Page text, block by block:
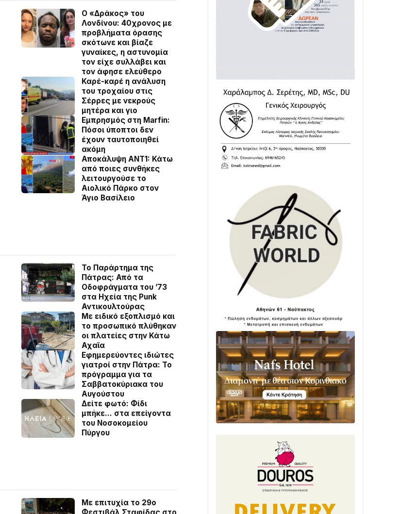
Ο «Δράκος» του
Λονδίνου: 40χρονος με
προβλήματα όρασης
σκότωνε και βίαζε
γυναίκες, η αστυνομία
τον είχε συλλάβει και
τον άφησε ελεύθερο
Καρέ-καρέ η ανάλυση
του τροχαίου στις
Σέρρες με νεκρούς
μητέρα και γιο
Εμπρησμός στη Marfin:
Πόσοι ύποπτοι δεν
έχουν ταυτοποιηθεί
ακόμη
Αποκάλυψη ΑΝΤ1: Κάτω
από ποιες συνθήκες
λειτουργούσε το
Αιολικό Πάρκο στον
Άγιο Βασίλειο
Το Παράρτημα της
Πάτρας: Από τα
Οδοφράγματα του ’73
στα Ηχεία της Punk
Αντικουλτούρας
Με ειδικό εξοπλισμό και
το προσωπικό πλύθηκαν
οι πλατείες στην Κάτω
Αχαϊα
Εφημερεύοντες ιδιώτες
γιατροί στην Πάτρα: Το
πρόγραμμα για τα
Σαββατοκύριακα του
Αυγούστου
Δείτε φωτό: Φίδι
μπήκε… στα επείγοντα
του Νοσοκομείου
Πύργου
Με επιτυχία το 29ο
Φεστιβάλ Σταφίδας στο
Με Αρχιερατική Λαμπρότητα η
Πανήγυρη της Μεταμορφώσεως του
Σωτήρος στο Γολέμι
02/08 • 18:26
Διαβάστε την «Ναυπακτία» που
κυκλοφορεί
31/07 • 08:16
Δωρίδα για Όλους: «Καμία εκχώρηση
των νερών στην ΕΥΔΑΠ»
28/07 • 21:46
ΕΚΤΑΚΤΟ – ΝΑΥΠΑΚΤΙΑ: ΣΥΝΑΓΕΡΜΟΣ
ΣΤΗΝ ΠΥΡΟΣΒΕΣΤΙΚΗ ΓΙΑ ΦΩΤΙΑ ΣΤΟΝ
ΑΓΙΟ ΗΛΙΑ ΠΡΙΝ ΤΗ ΓΡΑΝΙΤΣΑ